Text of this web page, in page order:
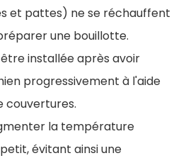
et pattes) ne se réchauffent
une bouillotte.
installée après avoir
progressivement à l'aide
couvertures.
la température
évitant ainsi une